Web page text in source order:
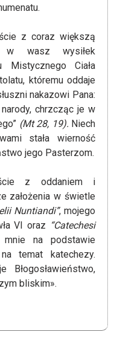
z coraz większą
w wasz wysiłek
Mistycznego Ciała
któremu oddaje
nakazowi Pana:
chrzcząc je w
(Mt 28, 19). Niech
stała wierność
jego Pasterzom.
z oddaniem i
założenia w świetle
Nuntiandi”, mojego
VI oraz “Catechesi
na podstawie
temat katechezy.
Błogosławieństwo,
bliskim».